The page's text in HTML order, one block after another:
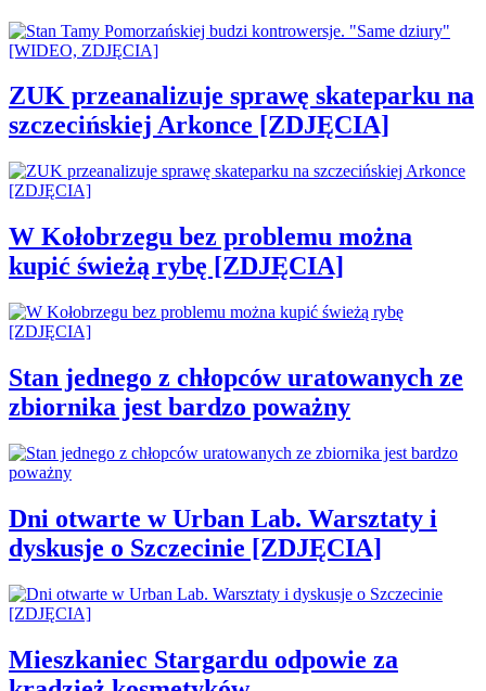
ZUK przeanalizuje sprawę skateparku na
szczecińskiej Arkonce [ZDJĘCIA]
W Kołobrzegu bez problemu można
kupić świeżą rybę [ZDJĘCIA]
Stan jednego z chłopców uratowanych ze
zbiornika jest bardzo poważny
Dni otwarte w Urban Lab. Warsztaty i
dyskusje o Szczecinie [ZDJĘCIA]
Mieszkaniec Stargardu odpowie za